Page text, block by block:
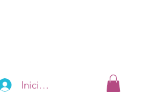
Iniciar sesión